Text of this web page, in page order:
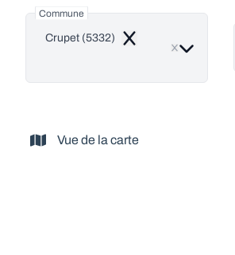
Commune
Crupet (5332) Remove
Vue de la carte